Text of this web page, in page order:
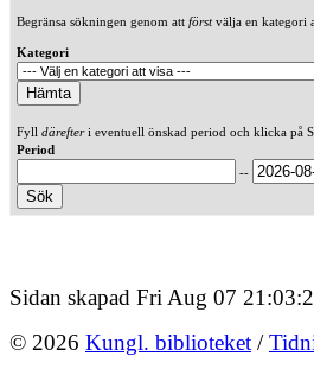
Begränsa sökningen genom att förstvälja en kategori
Kategori
Fyll därefteri eventuell önskad period och klicka på
Period
--
Sidan skapad Fri Aug 07
© 2026 Kungl. biblioteket /